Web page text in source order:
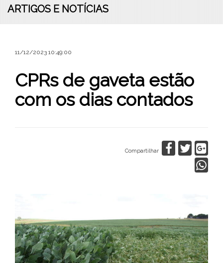
ARTIGOS E NOTÍCIAS
11/12/2023 10:49:00
CPRs de gaveta estão
com os dias contados
Compartilhar